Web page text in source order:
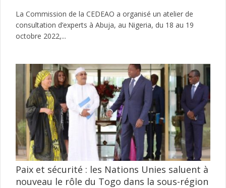
La Commission de la CEDEAO a organisé un atelier de
consultation d’experts à Abuja, au Nigeria, du 18 au 19
octobre 2022,...
Paix et sécurité : les Nations Unies saluent à
nouveau le rôle du Togo dans la sous-région